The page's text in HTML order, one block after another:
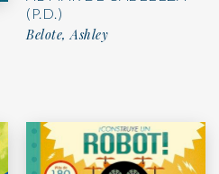
(P.D.)
Belote, Ashley